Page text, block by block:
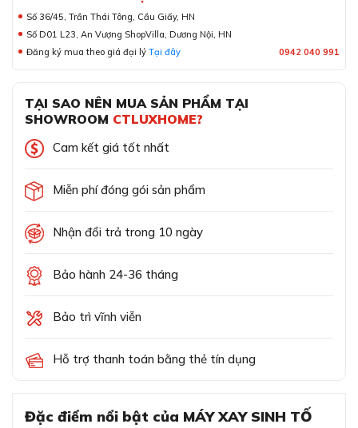
Số 36/45, Trần Thái Tông, Cầu Giấy, HN
Số D01 L23, An Vượng ShopVilla, Dương Nội, HN
Đăng ký mua theo giá đại lý Tại đây 0942 040 991
TẠI SAO NÊN MUA SẢN PHẨM TẠI
SHOWROOM CTLUXHOME?
Cam kết giá tốt nhất
Miễn phí đóng gói sản phẩm
Nhận đổi trả trong 10 ngày
Bảo hành 24-36 tháng
Bảo trì vĩnh viễn
Hỗ trợ thanh toán bằng thẻ tín dụng
Đặc điểm nổi bật của MÁY XAY SINH TỐ